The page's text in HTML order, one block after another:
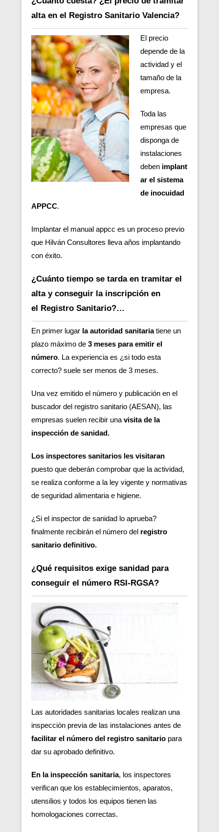
alta en el Registro Sanitario Valencia?
El precio
depende de la
actividad y el
tamaño de la
empresa.
Toda las
empresas que
disponga de
instalaciones
deben implant
ar el sistema
de inocuidad
APPCC.
Implantar el manual appcc es un proceso previo
que Hilván Consultores lleva años implantando
con éxito.
¿Cuánto tiempo se tarda en tramitar el
alta y conseguir la inscripción en
el Registro Sanitario?…
En primer lugar la autoridad sanitariatiene un
plazo máximo de 3 meses para emitir el
número. La experiencia es ¿si todo esta
correcto? suele ser menos de 3 meses.
Una vez emitido el número y publicación en el
buscador del registro sanitario (AESAN), las
empresas suelen recibir una visita de la
inspección de sanidad.
Los inspectores sanitarios les visitaran
puesto que deberán comprobar que la actividad,
se realiza conforme a la ley vigente y normativas
de seguridad alimentaria e higiene.
¿Si el inspector de sanidad lo aprueba?
finalmente recibirán el número del registro
sanitario definitivo.
¿Qué requisitos exige sanidad para
conseguir el número RSI-RGSA?
Las autoridades sanitarias locales realizan una
inspección previa de las instalaciones antes de
facilitar el número del registro sanitario para
dar su aprobado definitivo.
En la inspección sanitaria, los inspectores
verifican que los establecimientos, aparatos,
utensilios y todos los equipos tienen las
homologaciones correctas.